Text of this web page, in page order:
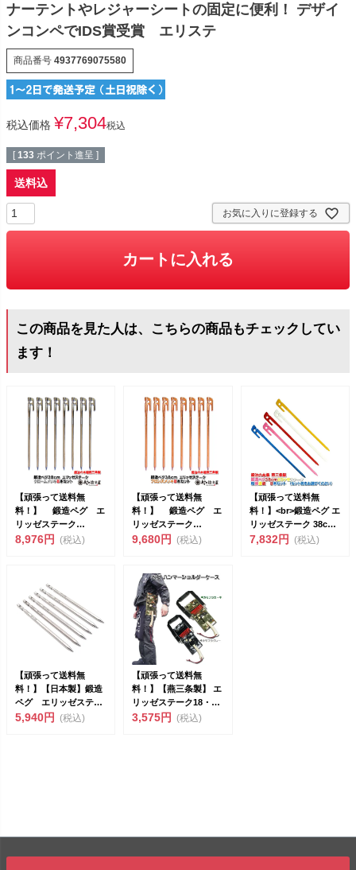
ナーテントやレジャーシートの固定に便利！ デザイ
ンコンペでIDS賞受賞 エリステ
商品番号 4937769075580
税込価格 ¥7,304税込
[ 133 ポイント進呈 ]
送料込
お気に入りに登録する
カートに入れる
この商品を見た人は、こちらの商品もチェックしてい
ます！
【頑張って送料無
料！】 鍛造ペグ エ
リッゼステーク
38cm 8本セット
8,976円 (税込)
【頑張って送料無
料！】 鍛造ペグ エ
リッゼステーク
38cm 8本セット
9,680円 (税込)
【頑張って送料無
料！】<br>鍛造ペグ エ
リッゼステーク 38cm
／8本...
7,832円 (税込)
【頑張って送料無
料！】【日本製】鍛造
ペグ エリッゼステー
ク 64チタン 20cm
5,940円 (税込)
【頑張って送料無
料！】【燕三条製】 エ
リッゼステーク18・
28cm用 ペグ ハンマ
3,575円 (税込)